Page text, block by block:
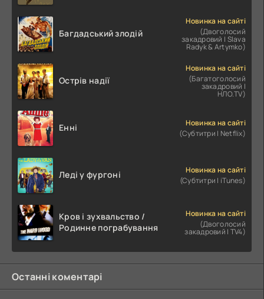
Багдадський злодій
Новинка на сайті
(Двоголосий
закадровий | Slava
Radyk & Artymko)
Острів надії
Новинка на сайті
(Багатоголосий
закадровий |
НЛО.TV)
Енні
Новинка на сайті
(Субтитри | Netflix)
Леді у фургоні
Новинка на сайті
(Субтитри | iTunes)
Кров і зухвальство /
Родинне пограбування
Новинка на сайті
(Двоголосий
закадровий | TV4)
Останні коментарі